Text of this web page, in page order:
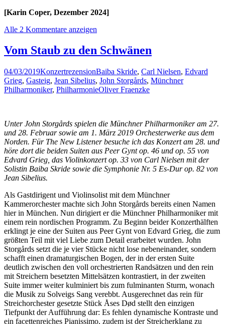
[Karin Coper, Dezember 2024]
Alle 2 Kommentare anzeigen
Vom Staub zu den Schwänen
04/03/2019KonzertrezensionBaiba Skride, Carl Nielsen, Edvard
Grieg, Gasteig, Jean Sibelius, John Storgårds, Münchner
Philharmoniker, PhilharmonieOliver Fraenzke
Unter John Storgårds spielen die Münchner Philharmoniker am 27.
und 28. Februar sowie am 1. März 2019 Orchesterwerke aus dem
Norden. Für The New Listener besuche ich das Konzert am 28. und
höre dort die beiden Suiten aus Peer Gynt op. 46 und op. 55 von
Edvard Grieg, das Violinkonzert op. 33 von Carl Nielsen mit der
Solistin Baiba Skride sowie die Symphonie Nr. 5 Es-Dur op. 82 von
Jean Sibelius.
Als Gastdirigent und Violinsolist mit dem Münchner
Kammerorchester machte sich John Storgårds bereits einen Namen
hier in München. Nun dirigiert er die Münchner Philharmoniker mit
einem rein nordischen Programm. Zu Beginn beider Konzerthälften
erklingt je eine der Suiten aus Peer Gynt von Edvard Grieg, die zum
größten Teil mit viel Liebe zum Detail erarbeitet wurden. John
Storgårds setzt die je vier Stücke nicht lose nebeneinander, sondern
schafft einen dramaturgischen Bogen, der in der ersten Suite
deutlich zwischen den voll orchestrierten Randsätzen und den rein
mit Streichern besetzten Mittelsätzen kontrastiert, in der zweiten
Suite immer weiter kulminiert bis zum fulminanten Sturm, wonach
die Musik zu Solveigs Sang verebbt. Ausgerechnet das rein für
Streichorchester gesetzte Stück Åses Død stellt den einzigen
Tiefpunkt der Aufführung dar: Es fehlen dynamische Kontraste und
ein facettenreiches Pianissimo, zudem ist der Streicherklang zu